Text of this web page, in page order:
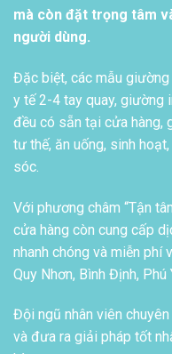
mà còn đặt trọng tâm
người dùng.
Đặc biệt, các mẫu
y tế 2-4 tay quay, giường
đều có sẵn tại cửa hàng,
tư thế, ăn uống, sinh
sóc.
Với phương châm “Tận
cửa hàng còn cung cấp
nhanh chóng và miễn phí
Quy Nhơn, Bình Định, Phú
Đội ngũ nhân viên
và đưa ra giải pháp tốt